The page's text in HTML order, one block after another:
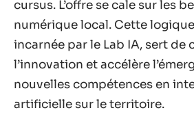
cursus. L’offre se cale sur les
numérique local. Cette
incarnée par le Lab IA, sert de
l’innovation et accélère
nouvelles compétences en
artificielle sur le territoire.